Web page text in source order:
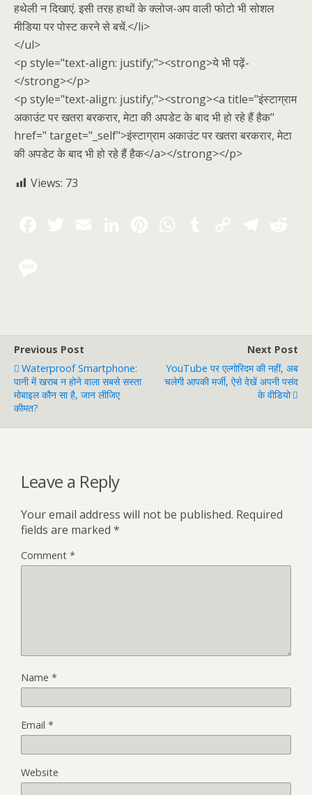
हथेली न दिखाएं. इसी तरह हाथों के क्लोज-अप वाली फोटो भी सोशल
मीडिया पर पोस्ट करने से बचें.</li>
</ul>
<p style="text-align: justify;"><strong>ये भी पढ़ें-
</strong></p>
<p style="text-align: justify;"><strong><a title="इंस्टाग्राम
अकाउंट पर खतरा बरकरार, मेटा की अपडेट के बाद भी हो रहे हैं हैक"
href=" target="_self">इंस्टाग्राम अकाउंट पर खतरा बरकरार, मेटा
की अपडेट के बाद भी हो रहे हैं हैक</a></strong></p>
Views: 73
Previous Post
Waterproof Smartphone:
पानी में खराब न होने वाला सबसे सस्ता
मोबाइल कौन सा है, जान लीजिए
कीमत?
Next Post
YouTube पर एल्गोरिदम की नहीं, अब
चलेगी आपकी मर्जी, ऐसे देखें अपनी पसंद
के वीडियो
Leave a Reply
Your email address will not be published. Required
fields are marked *
Comment *
Name *
Email *
Website